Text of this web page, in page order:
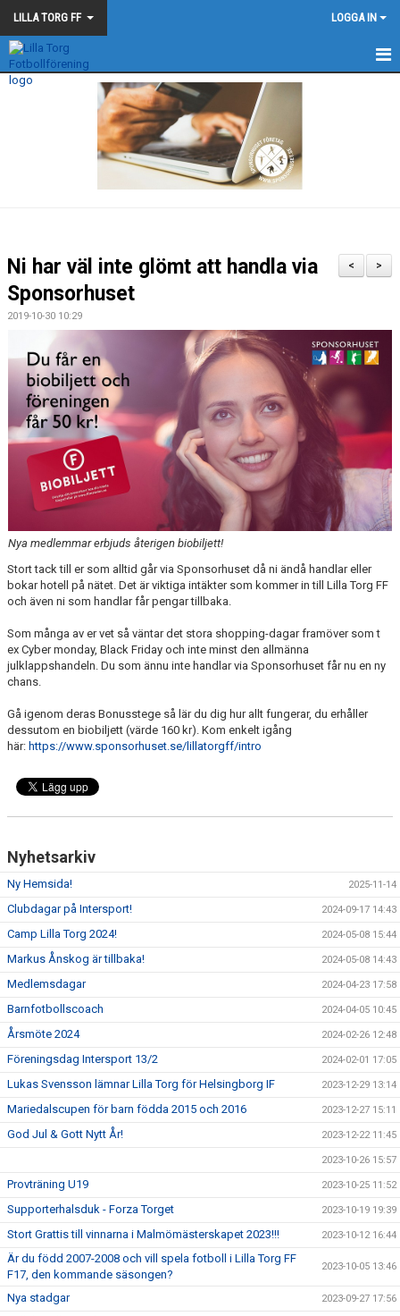
LILLA TORG FF LOGGA IN
LILLA TORG FF
>
<
Ni har väl inte glömt att handla via
Sponsorhuset
2019-10-30 10:29
Nya medlemmar erbjuds återigen biobiljett!
Stort tack till er som alltid går via Sponsorhuset då ni ändå handlar eller
bokar hotell på nätet. Det är viktiga intäkter som kommer in till Lilla Torg FF
och även ni som handlar får pengar tillbaka.
Som många av er vet så väntar det stora shopping-dagar framöver som t
ex Cyber monday, Black Friday och inte minst den allmänna
julklappshandeln. Du som ännu inte handlar via Sponsorhuset får nu en ny
chans.
Gå igenom deras Bonusstege så lär du dig hur allt fungerar, du erhåller
dessutom en biobiljett (värde 160 kr). Kom enkelt igång
här: https://www.sponsorhuset.se/lillatorgff/intro
Nyhetsarkiv
Ny Hemsida! 2025-11-14
Clubdagar på Intersport! 2024-09-17 14:43
Camp Lilla Torg 2024! 2024-05-08 15:44
Markus Ånskog är tillbaka! 2024-05-08 14:43
Medlemsdagar 2024-04-23 17:58
Barnfotbollscoach 2024-04-05 10:45
Årsmöte 2024 2024-02-26 12:48
Föreningsdag Intersport 13/2 2024-02-01 17:05
Lukas Svensson lämnar Lilla Torg för Helsingborg IF 2023-12-29 13:14
Mariedalscupen för barn födda 2015 och 2016 2023-12-27 15:11
God Jul & Gott Nytt År! 2023-12-22 11:45
2023-10-26 15:57
Provträning U19 2023-10-25 11:52
Supporterhalsduk - Forza Torget 2023-10-19 19:39
Stort Grattis till vinnarna i Malmömästerskapet 2023!!! 2023-10-12 16:44
Är du född 2007-2008 och vill spela fotboll i Lilla Torg FF
F17, den kommande säsongen?
2023-10-05 13:46
Nya stadgar 2023-09-27 17:56